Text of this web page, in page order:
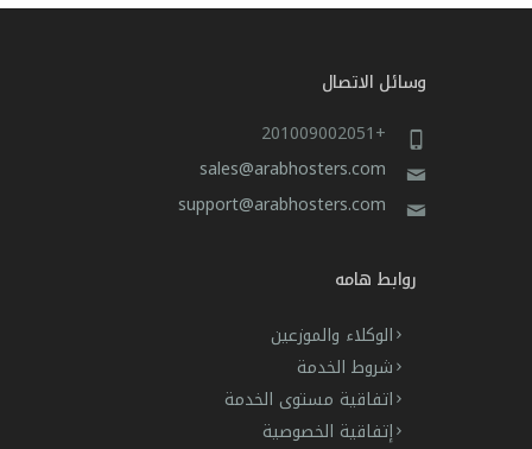
وسائل الاتصال
+201009002051
sales@arabhosters.com
support@arabhosters.com
روابط هامه
الوكلاء والموزعين
شروط الخدمة
اتفاقية مستوى الخدمة
إتفاقية الخصوصية